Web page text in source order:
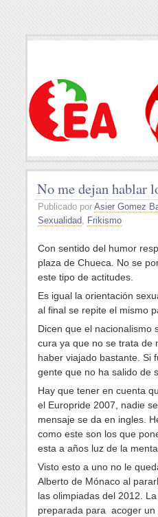
No me dejan hablar
Publicado por Asier Gomez
Sexualidad, Frikismo
Con sentido del humor
plaza de Chueca. No se
este tipo de actitudes.
Es igual la orientación
al final se repite el mismo
Dicen que el nacionalismo
cura ya que no se trata de
haber viajado bastante. Si
gente que no ha salido de
Hay que tener en cuenta
el Europride 2007, nadie
mensaje se da en ingles.
como este son los que
esta a años luz de la
Visto esto a uno no le
Alberto de Mónaco al
las olimpiadas del 2012.
preparada para acoger